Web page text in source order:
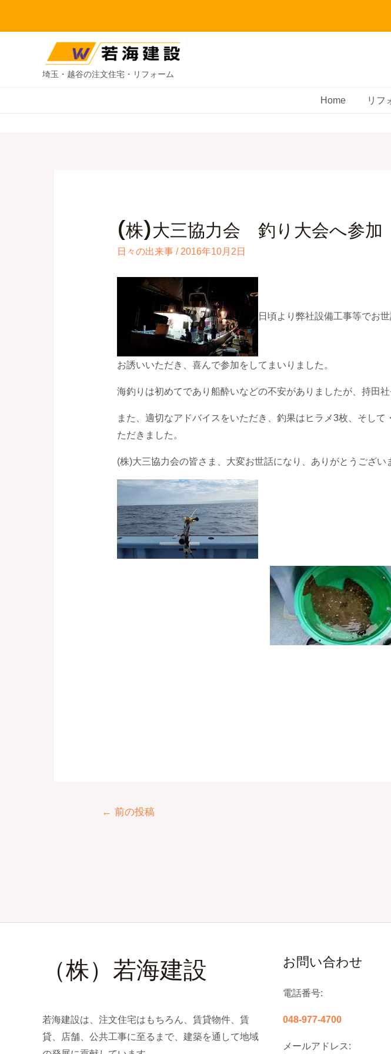
埼玉・越谷の注文住宅・リフォーム
Home リフ
(株)大三協力会 釣り大会へ参加
日々の出来事/2016年10月2日
日頃より弊社設備工事等でお
お誘いいただき、喜んで参加をしてまいりました。
海釣りは初めてであり船酔いなどの不安がありましたが、持田
また、適切なアドバイスをいただき、釣果はヒラメ3枚、そし
ただきました。
(株)大三協力会の皆さま、大変お世話になり、ありがとうござい
← 前の投稿
（株）若海建設
若海建設は、注文住宅はもちろん、賃貸物件、賃
貸、店舗、公共工事に至るまで、建築を通して地域
お問い合わせ
電話番号:
048-977-4700
メールアドレス: